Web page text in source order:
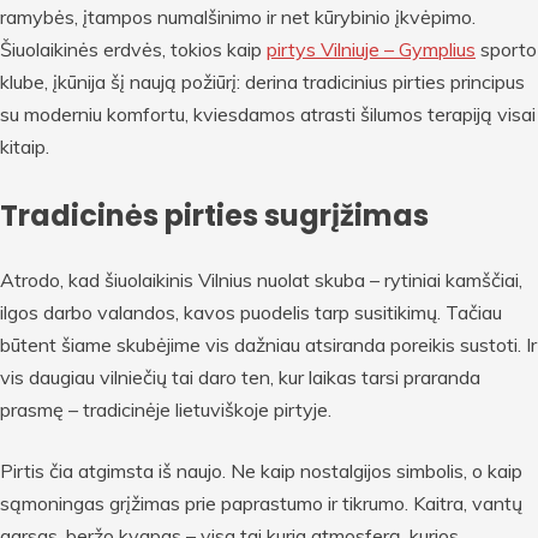
ramybės, įtampos numalšinimo ir net kūrybinio įkvėpimo.
Šiuolaikinės erdvės, tokios kaip pirtys Vilniuje – Gymplius sporto
klube, įkūnija šį naują požiūrį: derina tradicinius pirties principus
su moderniu komfortu, kviesdamos atrasti šilumos terapiją visai
kitaip.
Tradicinės pirties sugrįžimas
Atrodo, kad šiuolaikinis Vilnius nuolat skuba – rytiniai kamščiai,
ilgos darbo valandos, kavos puodelis tarp susitikimų. Tačiau
būtent šiame skubėjime vis dažniau atsiranda poreikis sustoti. Ir
vis daugiau vilniečių tai daro ten, kur laikas tarsi praranda
prasmę – tradicinėje lietuviškoje pirtyje.
Pirtis čia atgimsta iš naujo. Ne kaip nostalgijos simbolis, o kaip
sąmoningas grįžimas prie paprastumo ir tikrumo. Kaitra, vantų